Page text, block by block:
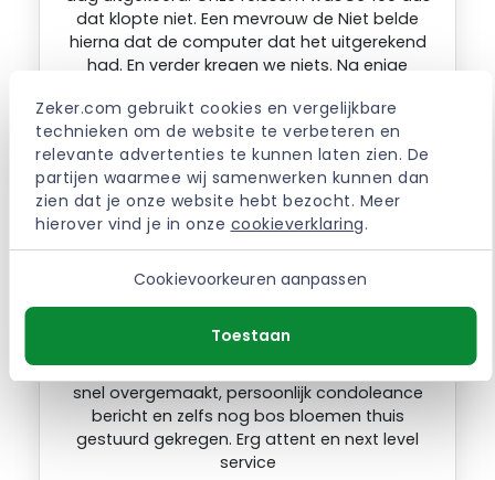
Zeker.com gebruikt cookies en vergelijkbare
technieken om de website te verbeteren en
relevante advertenties te kunnen laten zien. De
partijen waarmee wij samenwerken kunnen dan
zien dat je onze website hebt bezocht. Meer
hierover vind je in onze cookieverklaring.
Cookievoorkeuren aanpassen
Toestaan
dat klopte niet. Een mevrouw de Niet belde
hierna dat de computer dat het uitgerekend
had. En verder kregen we niets. Na enige
mails. ING moet echt hun strategie
veranderen en deskundig personeel
aannemen.
WIM . – Raamsdonksveer – 12-06-2025
op mijn annuleringsverzekering. Had erg snel
antwoord, aanvraag was goedgekeurd, geld
snel overgemaakt, persoonlijk condoleance
bericht en zelfs nog bos bloemen thuis
gestuurd gekregen. Erg attent en next level
service